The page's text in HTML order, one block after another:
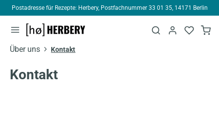
springen
Postadresse für Rezepte: Herbery, Postfachnummer 33 01 35, 14171 Berlin
Über uns Kontakt
Kontakt